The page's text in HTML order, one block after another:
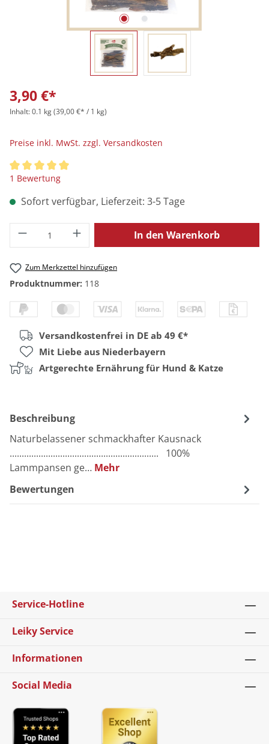
3,90 €*
Inhalt:0.1 kg(39,00 €* / 1 kg)
Preise inkl. MwSt. zzgl. Versandkosten
Durchschnittliche Bewertung von 5 von 5 Sternen
1 Bewertung
Sofort verfügbar, Lieferzeit: 3-5 Tage
Produkt Anzahl: Gib den gewünschten
In den Warenkorb
Zum Merkzettel hinzufügen
Produktnummer: 118
Versandkostenfrei in DE ab 49 €*
Mit Liebe aus Niederbayern
Artgerechte Ernährung für Hund & Katze
Beschreibung
Naturbelassener schmackhafter Kausnack
.............................................................. 100%
Lammpansen ge… Mehr
Bewertungen
Service-Hotline
Leiky Service
Informationen
Social Media